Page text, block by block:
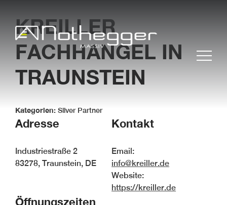
Möbelfertigteile für
effiziente Projekte
BLOG #36 Massivholz –
KREILLER
FACHHANGELIN
TRAUNSTEIN
Kategorien: Silver Partner
Adresse
Industriestraße 2
83278, Traunstein, DE
Kontakt
Email:
info@kreiller.de
Website:
https://kreiller.de
Öffnungszeiten